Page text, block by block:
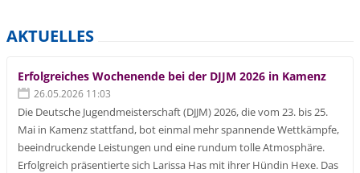
AKTUELLES
Erfolgreiches Wochenende bei der DJJM 2026 in Kamenz
26.05.2026 11:03
Die Deutsche Jugendmeisterschaft (DJJM) 2026, die vom 23. bis 25.
Mai in Kamenz stattfand, bot einmal mehr spannende Wettkämpfe,
beeindruckende Leistungen und eine rundum tolle Atmosphäre.
Erfolgreich präsentierte sich Larissa Has mit ihrer Hündin Hexe. Das